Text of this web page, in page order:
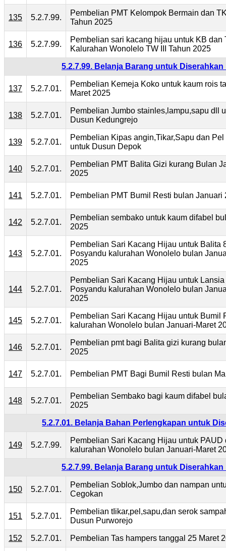
135 5.2.7.99.
Pembelian PMT Kelompok Bermain dan
Tahun 2025
136 5.2.7.99.
Pembelian sari kacang hijau untuk KB dan
Kalurahan Wonolelo TW III Tahun 2025
5.2.7.99. Belanja Barang untuk
137 5.2.7.01.
Pembelian Kemeja Koko untuk kaum rois
Maret 2025
138 5.2.7.01.
Pembelian Jumbo stainles,lampu,sapu dll
Dusun Kedungrejo
139 5.2.7.01.
Pembelian Kipas angin,Tikar,Sapu dan Pel
untuk Dusun Depok
140 5.2.7.01.
Pembelian PMT Balita Gizi kurang Bulan
2025
141 5.2.7.01. Pembelian PMT Bumil Resti bulan Januari
142 5.2.7.01.
Pembelian sembako untuk kaum difabel
2025
143 5.2.7.01.
Pembelian Sari Kacang Hijau untuk Balita
Posyandu kalurahan Wonolelo bulan
2025
144 5.2.7.01.
Pembelian Sari Kacang Hijau untuk Lansia
Posyandu kalurahan Wonolelo bulan
2025
145 5.2.7.01.
Pembelian Sari Kacang Hijau untuk Bumil
kalurahan Wonolelo bulan Januari-Maret
146 5.2.7.01.
Pembelian pmt bagi Balita gizi kurang
2025
147 5.2.7.01. Pembelian PMT Bagi Bumil Resti bulan
148 5.2.7.01.
Pembelian Sembako bagi kaum difabel
2025
5.2.7.01. Belanja Bahan Perlengkapan untuk
149 5.2.7.99.
Pembelian Sari Kacang Hijau untuk PAUD
kalurahan Wonolelo bulan Januari-Maret
5.2.7.99. Belanja Barang untuk
150 5.2.7.01.
Pembelian Soblok,Jumbo dan nampan
Cegokan
151 5.2.7.01.
Pembelian tIikar,pel,sapu,dan serok
Dusun Purworejo
152 5.2.7.01. Pembelian Tas hampers tanggal 25 Maret